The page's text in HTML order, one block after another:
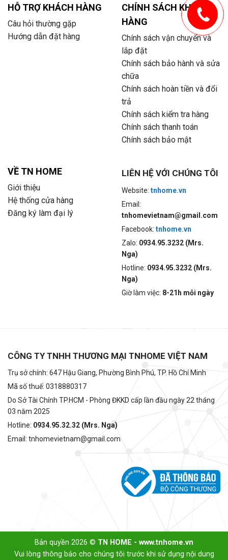
HỖ TRỢ KHÁCH HÀNG
Câu hỏi thường gặp
Hướng dẫn đặt hàng
CHÍNH SÁCH KHÁCH
HÀNG
Chính sách vận chuyển và
lắp đặt
Chính sách bảo hành và sửa
chữa
Chính sách hoàn tiền và đổi
trả
Chính sách kiểm tra hàng
Chính sách thanh toán
Chính sách bảo mật
VỀ TN HOME
Giới thiệu
Hệ thống cửa hàng
Đăng ký làm đại lý
LIÊN HỆ VỚI CHÚNG TÔI
Website: tnhome.vn
Email:
tnhomevietnam@gmail.com
Facebook: tnhome.vn
Zalo: 0934.95.3232 (Mrs.
Nga)
Hotline: 0934.95.3232 (Mrs.
Nga)
Giờ làm việc: 8-21h mỗi ngày
CÔNG TY TNHH THƯƠNG MẠI TNHOME VIỆT NAM
Trụ sở chính: 647 Hậu Giang, Phường Bình Phú, TP. Hồ Chí Minh
Mã số thuế: 0318880317
Do Sở Tài Chính TP.HCM - Phòng ĐKKD cấp lần đầu ngày 22 tháng
03 năm 2025
Hotline: 0934.95.32.32 (Mrs. Nga)
Email: tnhomevietnam@gmail.com
Bản quyền 2026 © TN HOME - www.tnhome.vn
Vui lòng thông báo cho chúng tôi trước khi sử dụng nội dung